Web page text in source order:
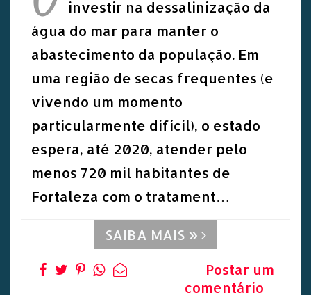
investir na dessalinização da
água do mar para manter o
abastecimento da população. Em
uma região de secas frequentes (e
vivendo um momento
particularmente difícil), o estado
espera, até 2020, atender pelo
menos 720 mil habitantes de
Fortaleza com o tratament…
SAIBA MAIS »
Postar um
comentário